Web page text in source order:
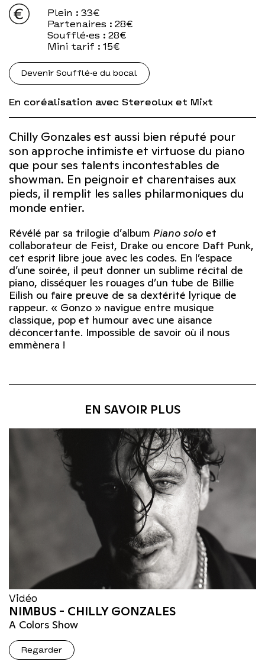
Plein : 33€
Partenaires : 28€
Soufflé·es : 28€
Mini tarif : 15€
Devenir Soufflé·e du bocal
En coréalisation avec Stereolux et Mixt
Chilly Gonzales est aussi bien réputé pour
son approche intimiste et virtuose du piano
que pour ses talents incontestables de
showman. En peignoir et charentaises aux
pieds, il remplit les salles philarmoniques du
monde entier.
Révélé par sa trilogie d’album Piano solo et
collaborateur de Feist, Drake ou encore Daft Punk,
cet esprit libre joue avec les codes. En l’espace
d’une soirée, il peut donner un sublime récital de
piano, disséquer les rouages d’un tube de Billie
Eilish ou faire preuve de sa dextérité lyrique de
rappeur. « Gonzo » navigue entre musique
classique, pop et humour avec une aisance
déconcertante. Impossible de savoir où il nous
emmènera !
EN SAVOIR PLUS
Vidéo
NIMBUS - CHILLY GONZALES
A Colors Show
Regarder